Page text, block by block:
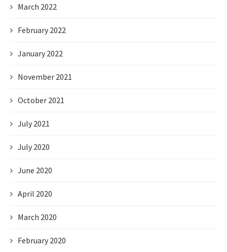
March 2022
February 2022
January 2022
November 2021
October 2021
July 2021
July 2020
June 2020
April 2020
March 2020
February 2020